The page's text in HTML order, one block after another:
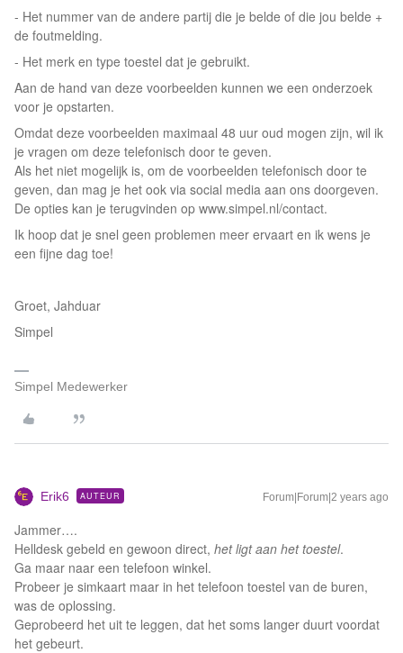
- Het nummer van de andere partij die je belde of die jou belde +
de foutmelding.
- Het merk en type toestel dat je gebruikt.
Aan de hand van deze voorbeelden kunnen we een onderzoek
voor je opstarten.
Omdat deze voorbeelden maximaal 48 uur oud mogen zijn, wil ik
je vragen om deze telefonisch door te geven.
Als het niet mogelijk is, om de voorbeelden telefonisch door te
geven, dan mag je het ook via social media aan ons doorgeven.
De opties kan je terugvinden op www.simpel.nl/contact.
Ik hoop dat je snel geen problemen meer ervaart en ik wens je
een fijne dag toe!
Groet, Jahduar
Simpel
Simpel Medewerker
Erik6 AUTEUR Forum|Forum|2 years ago
Jammer….
Helldesk gebeld en gewoon direct, het ligt aan het toestel.
Ga maar naar een telefoon winkel.
Probeer je simkaart maar in het telefoon toestel van de buren,
was de oplossing.
Geprobeerd het uit te leggen, dat het soms langer duurt voordat
het gebeurt.